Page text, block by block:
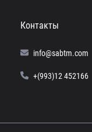
Контакты
info@sabtm.com
+(993)12 452166